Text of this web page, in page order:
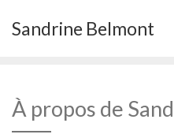
Sandrine Belmont
À propos de